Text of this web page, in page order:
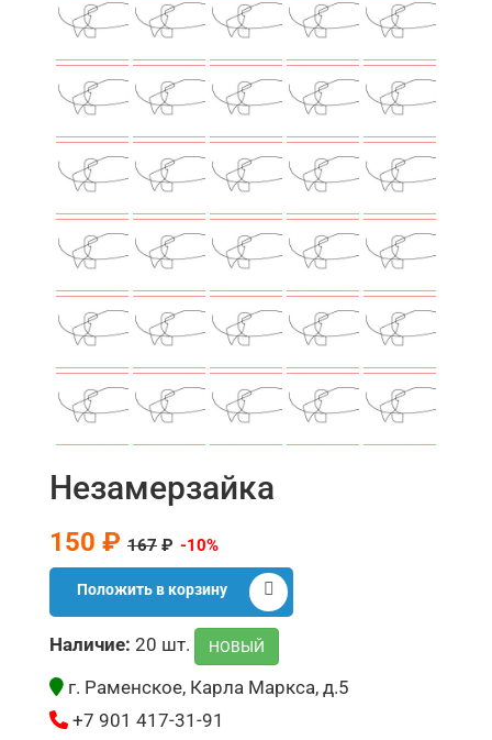
Незамерзайка
150 ₽ 167 ₽ -10%
Положить в корзину
Наличие: 20 шт. НОВЫЙ
г. Раменское, Карла Маркса, д.5
+7 901 417-31-91